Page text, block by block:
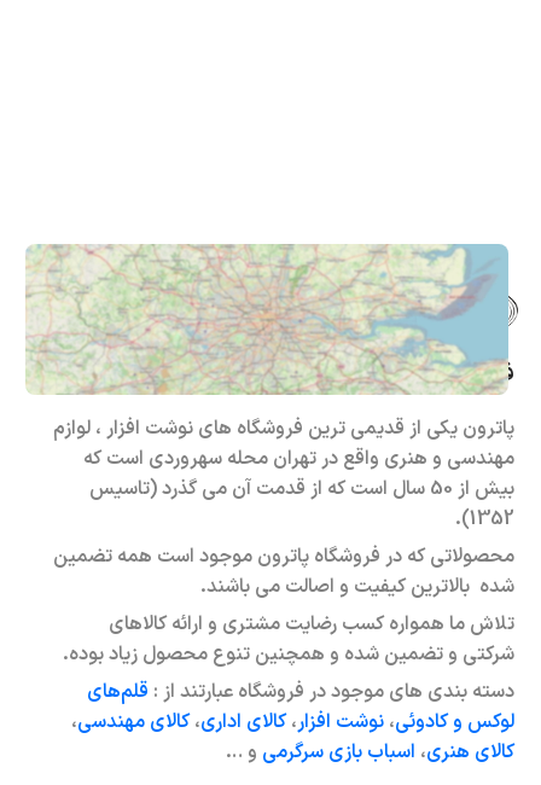
فروشگاه حضوری – اینترنتی پاترون
پاترون یکی از قدیمی ترین فروشگاه های نوشت افزار ، لوازم
مهندسی و هنری واقع در تهران محله سهروردی است که
بیش از 50 سال است که از قدمت آن می گذرد (تاسیس
1352).
محصولاتی که در فروشگاه پاترون موجود است همه تضمین
شده بالاترین کیفیت و اصالت می باشند.
تلاش ما همواره کسب رضایت مشتری و ارائه کالاهای
شرکتی و تضمین شده و همچنین تنوع محصول زیاد بوده.
دسته بندی های موجود در فروشگاه عبارتند از : قلم‌های
لوکس و کادوئی، نوشت افزار،کالای اداری،کالای مهندسی،
کالای هنری، اسباب بازی سرگرمی و …